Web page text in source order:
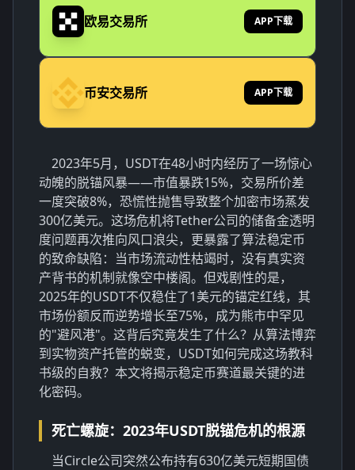
欧易交易所 APP下载
币安交易所 APP下载
2023年5月，USDT在48小时内经历了一场惊心
动魄的脱锚风暴——市值暴跌15%，交易所价差
一度突破8%，恐慌性抛售导致整个加密市场蒸发
300亿美元。这场危机将Tether公司的储备金透明
度问题再次推向风口浪尖，更暴露了算法稳定币
的致命缺陷：当市场流动性枯竭时，没有真实资
产背书的机制就像空中楼阁。但戏剧性的是，
2025年的USDT不仅稳住了1美元的锚定红线，其
市场份额反而逆势增长至75%，成为熊市中罕见
的"避风港"。这背后究竟发生了什么？从算法博弈
到实物资产托管的蜕变，USDT如何完成这场教科
书级的自救？本文将揭示稳定币赛道最关键的进
化密码。
死亡螺旋：2023年USDT脱锚危机的根源
当Circle公司突然公布持有630亿美元短期国债